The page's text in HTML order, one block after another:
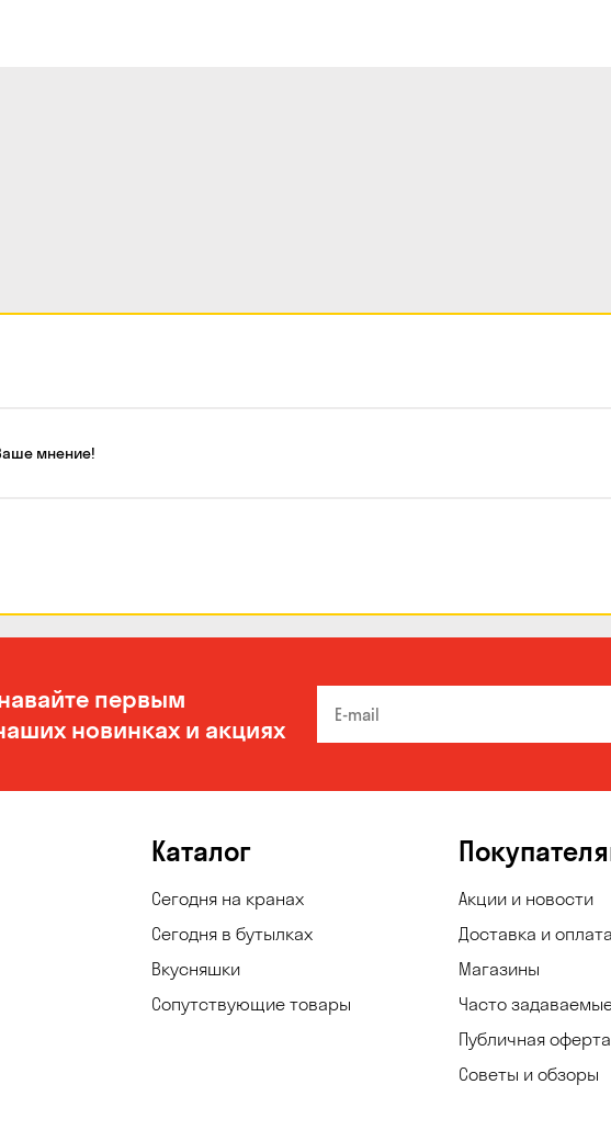
мнение!
первым
новинках и акциях
Каталог
Сегодня на кранах
Сегодня в бутылках
Вкусняшки
Сопутствующие товары
Акции и новости
Доставка и оплата
Магазины
Часто
Публичная оферта
Советы и обзоры